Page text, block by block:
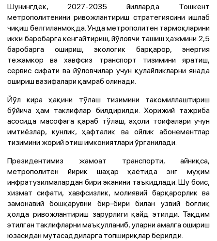
Шунингдек, 2027-2035 йилларда Тошкент
метрополитенини ривожлантириш стратегиясини ишлаб
чиқиш белгиланмоқда. Унда метрополитен тармоқларини
икки баробарга кенгайтириш, йўловчи ташиш ҳажмини 2,5
баробарга ошириш, экологик барқарор, энергия
тежамкор ва хавфсиз транспорт тизимини яратиш,
сервис сифати ва йўловчилар учун қулайликларни янада
ошириш вазифалари қамраб олинади.
Йўл кира ҳақини тўлаш тизимини такомиллаштириш
бўйича ҳам таклифлар билдирилди. Хорижий тажриба
асосида масофага қараб тўлаш, аҳоли тоифалари учун
имтиёзлар, кунлик, ҳафталик ва ойлик абонементлар
тизимини жорий этиш имкониятлари ўрганилади.
Президентимиз жамоат транспорти, айниқса,
метрополитен йирик шаҳар ҳаётида энг муҳим
инфратузилмалардан бири эканини таъкидлади. Шу боис,
хизмат сифати, хавфсизлик, молиявий барқарорлик ва
замонавий бошқарувни бир-бири билан узвий боғлиқ
ҳолда ривожлантириш зарурлиги қайд этилди. Тақдим
этилган таклифларни маъқулланиб, уларни амалга ошириш
юзасидан мутасаддиларга топшириқлар берилди.